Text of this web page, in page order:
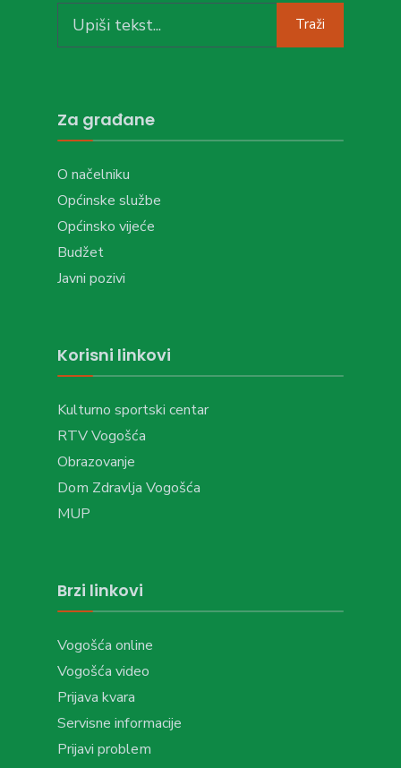
for:
Traži
Za građane
O načelniku
Općinske službe
Općinsko vijeće
Budžet
Javni pozivi
Korisni linkovi
Kulturno sportski centar
RTV Vogošća
Obrazovanje
Dom Zdravlja Vogošća
MUP
Brzi linkovi
Vogošća online
Vogošća video
Prijava kvara
Servisne informacije
Prijavi problem